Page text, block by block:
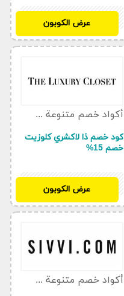
عرض الكوبون
أكواد خصم متنوعة كوبون
كود خصم ذا لاكشري كلوزيت
خصم 15%
عرض الكوبون
أكواد خصم متنوعة كوبون